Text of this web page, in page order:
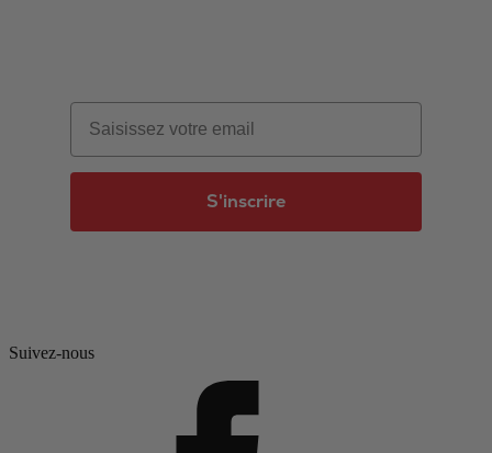
Email
S'inscrire
Suivez-nous